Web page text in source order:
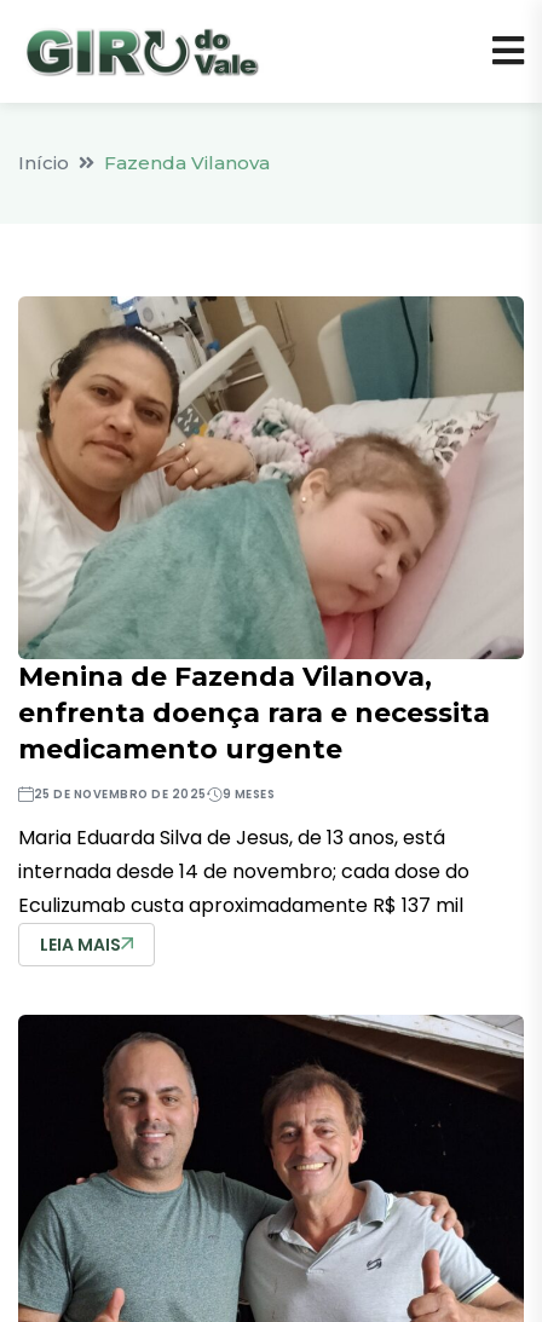
Início Fazenda Vilanova
Menina de Fazenda Vilanova,
enfrenta doença rara e necessita
medicamento urgente
25 DE NOVEMBRO DE 2025 9 MESES
Maria Eduarda Silva de Jesus, de 13 anos, está
internada desde 14 de novembro; cada dose do
Eculizumab custa aproximadamente R$ 137 mil
LEIA MAIS